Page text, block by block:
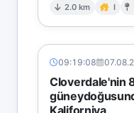
2.0 km I
09:19:08
Cloverdale'nin
Kaliforniya